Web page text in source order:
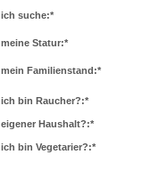
ich suche:*
meine Statur:*
mein Familienstand:*
ich bin Raucher?:*
eigener Haushalt?:*
ich bin Vegetarier?:*